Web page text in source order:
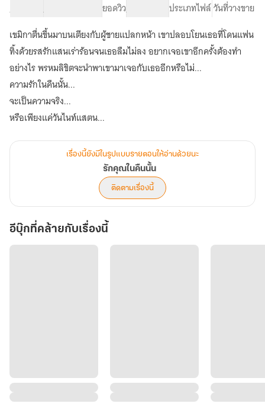
จำนวนคำ จำนวนหน้า (A5) ยอดวิวระดับเนื้อหา ประเภทไฟล์วันที่วางขาย
เขมิกาตื่นขึ้นมาบนเตียงกับผู้ชายแปลกหน้า เขาปลอบโยนเธอที่โดนแฟน
ทิ้งด้วยรสรักแสนเร่าร้อนจนเธอลืมไม่ลง อยากเจอเขาอีกครั้งต้องทำ
อย่างไร พรหมลิขิตจะนำพาเขามาเจอกับเธออีกหรือไม่...
ความรักในคืนนั้น...
จะเป็นความจริง...
หรือเพียงแค่วันไนท์แสตน...
เรื่องนี้ยังมีในรูปแบบรายตอนให้อ่านด้วยนะ
รักคุณในคืนนั้น
ติดตามเรื่องนี้
อีบุ๊กที่คล้ายกับเรื่องนี้